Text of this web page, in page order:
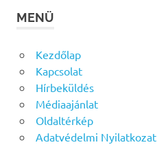
MENÜ
Kezdőlap
Kapcsolat
Hírbeküldés
Médiaajánlat
Oldaltérkép
Adatvédelmi Nyilatkozat